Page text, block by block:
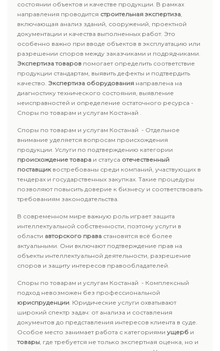
состоянии объектов и качестве продукции. В рамках
направления проводится строительная экспертиза,
включающая анализ зданий, сооружений, проектной
документации и качества выполненных работ. Это
особенно важно при вводе объектов в эксплуатацию или
разрешении споров между заказчиками и подрядчиками.
Экспертиза товаров помогает определить соответствие
продукции стандартам, выявить дефекты и подтвердить
качество. Экспертиза оборудования направлена на
диагностику технического состояния, выявление
неисправностей и определение остаточного ресурса -
Споры по товарам и услугам Костанай .
Споры по товарам и услугам Костанай - Отдельное
внимание уделяется вопросам происхождения
продукции. Услуги по подтверждению категории
происхождение товара и статуса отечественный
поставщик востребованы среди компаний, участвующих в
тендерах и государственных закупках. Такие процедуры
позволяют повысить доверие к бизнесу и соответствовать
требованиям законодательства.
В современном мире важную роль играет защита
интеллектуальной собственности, поэтому услуги в
области авторского права становятся всё более
актуальными. Они включают подтверждение прав на
объекты интеллектуальной деятельности, разрешение
споров и защиту интересов правообладателей.
Споры по товарам и услугам Костанай - Комплексный
подход невозможен без профессиональной
юриспруденции. Юридические услуги охватывают
широкий спектр задач: от анализа и составления
документов до представления интересов клиента в суде.
Особое место занимает работа с категориями ущерб и
товары, где требуется не только экспертная оценка, но и